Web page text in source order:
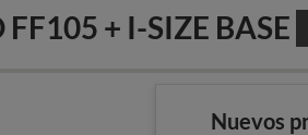
+ I-SIZE BASE
Nuevos